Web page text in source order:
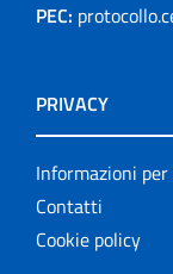
PEC:
PRIVACY
Informazioni
Contatti
Cookie policy